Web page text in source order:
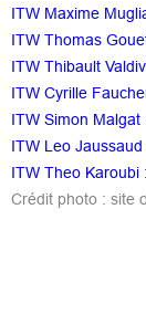
ITW Maxime
ITW Thomas
ITW Thibault
ITW Cyrille
ITW Simon
ITW Leo
ITW Theo Karoubi
Crédit photo : site